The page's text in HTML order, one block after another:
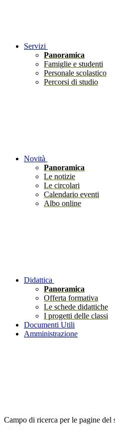
Servizi
Panoramica
Famiglie e studenti
Personale scolastico
Percorsi di studio
Novità
Panoramica
Le notizie
Le circolari
Calendario eventi
Albo online
Didattica
Panoramica
Offerta formativa
Le schede didattiche
I progetti delle classi
Documenti Utili
Amministrazione
Campo di ricerca per le pagine del